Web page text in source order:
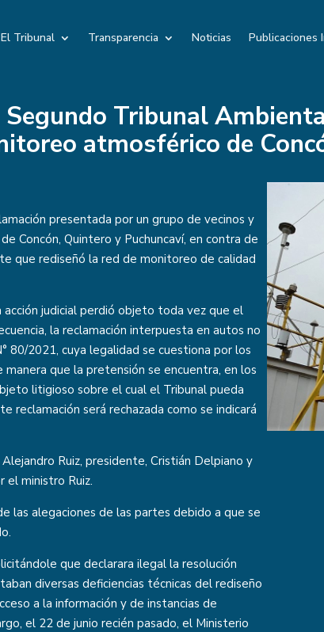
El Tribunal Transparencia Noticias Publicaciones
Tribunal
atmosférico de
presentada por un grupo de vecinos y
Concón, Quintero y Puchuncaví, en contra de
que rediseñó la red de monitoreo de calidad
judicial perdió objeto toda vez que el
la reclamación interpuesta en autos no
80/2021, cuya legalidad se cuestiona por los
que la pretensión se encuentra, en los
litigioso sobre el cual el Tribunal pueda
reclamación será rechazada como se indicará
Ruiz, presidente, Cristián Delpiano y
el ministro Ruiz.
las alegaciones de las partes debido a que se
que declarara ilegal la resolución
diversas deficiencias técnicas del rediseño
a la información y de instancias de
el 22 de junio recién pasado, el Ministerio